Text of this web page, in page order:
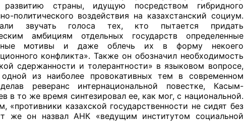
страны, идущую посредством гибридного
политического воздействия на казахстанский социум.
звучать голоса тех, кто пытается придать
амбициям отдельных государств определенные
мотивы и даже облечь их в форму некоего
конфликта». Также он обозначил необходимость
сдержанности и толерантности» в языковом вопросе,
из наиболее провокативных тем в современном
реверанс интернациональной повестке, Касым-
в то же время синтезировал ее, как мог, с национальной.
«противники казахской государственности не сидят без
же он назвал АНК «ведущим институтом социальной